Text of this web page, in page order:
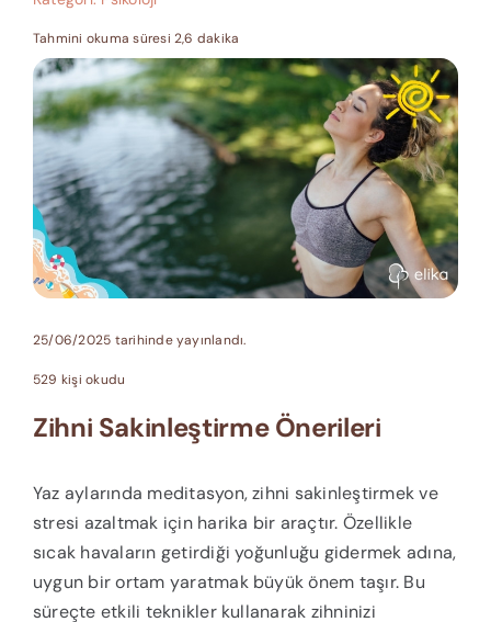
Tahmini okuma süresi 2,6 dakika
25/06/2025 tarihinde yayınlandı.
529 kişi okudu
Zihni Sakinleştirme Önerileri
Yaz aylarında meditasyon, zihni sakinleştirmek ve
stresi azaltmak için harika bir araçtır. Özellikle
sıcak havaların getirdiği yoğunluğu gidermek adına,
uygun bir ortam yaratmak büyük önem taşır. Bu
süreçte etkili teknikler kullanarak zihninizi